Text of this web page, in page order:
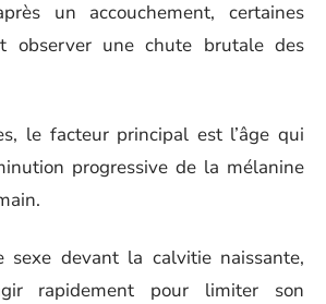
un accouchement, certaines
observer une chute brutale des
le facteur principal est l’âge qui
progressive de la mélanine
devant la calvitie naissante,
rapidement pour limiter son